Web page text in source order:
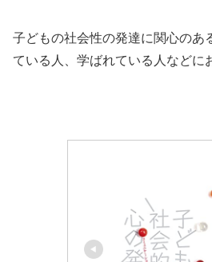
子どもの社会性の発達に関心のあ
ている人、学ばれている人などに